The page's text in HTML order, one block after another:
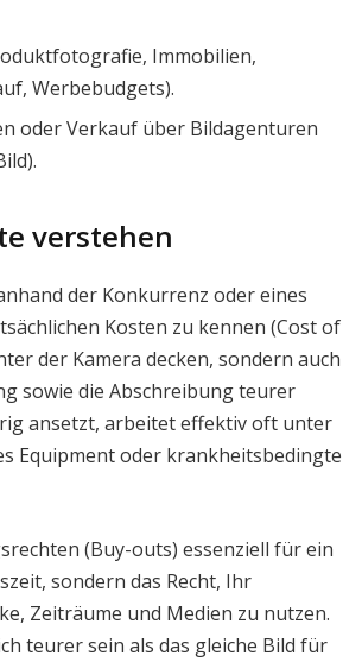
Immobilien,
Werbebudgets).
oder Verkauf über Bildagenturen
verstehen
der Konkurrenz oder eines
Kosten zu kennen (Cost of
der Kamera decken, sondern auch
sowie die Abschreibung teurer
ansetzt, arbeitet effektiv oft unter
Equipment oder krankheitsbedingte
(Buy-outs) essenziell für ein
sondern das Recht, Ihr
Zeiträume und Medien zu nutzen.
teurer sein als das gleiche Bild für